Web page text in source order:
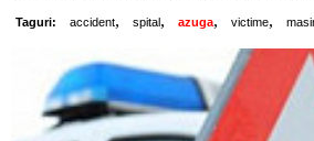
Taguri: accident, spital , azuga, victime,